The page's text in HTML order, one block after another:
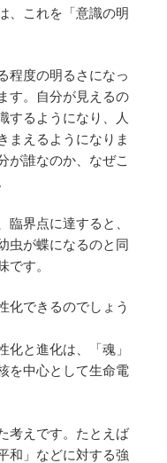
、これを「意識の明
程度の明るさになっ
す。自分が見えるの
するようになり、人
まえるようになりま
が誰なのか、なぜこ
界点に達すると、
虫が蝶になるのと同
です。
化できるのでしょう
と進化は、「魂」
を中心として生命電
考えです。たとえば
和」などに対する強